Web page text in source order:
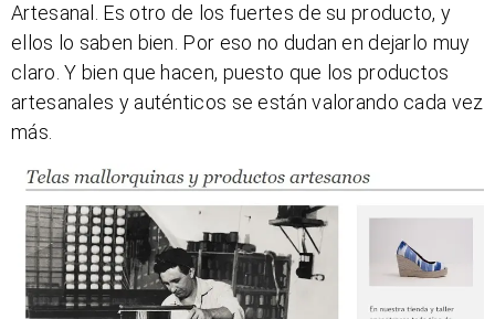
Artesanal. Es otro de los fuertes de su producto, y
ellos lo saben bien. Por eso no dudan en dejarlo muy
claro. Y bien que hacen, puesto que los productos
artesanales y auténticos se están valorando cada vez
más.